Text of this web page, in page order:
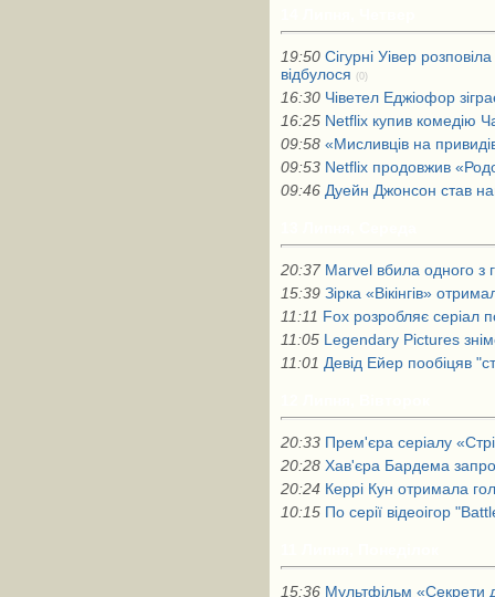
19:50 Сігурні Уівер
відбулося (0)
16:30 Чіветел Еджіофор
16:25 Netflix купив комедію
09:58 «Мисливців на
09:53 Netflix продовжив
09:46 Дуейн Джонсон став
20:37 Marvel вбила одного з
15:39 Зірка «Вікінгів»
11:11 Fox розробляє серіал
11:05 Legendary Pictures
11:01 Девід Ейер пообіцяв
20:33 Прем'єра серіалу
20:28 Хав'єра Бардема
20:24 Керрі Кун отримала
10:15 По серії відеоігор
15:36 Мультфільм «Секрети